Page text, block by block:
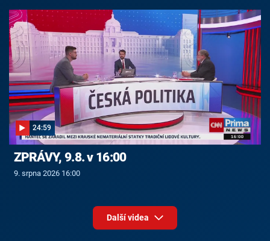
24:59
ZPRÁVY, 9.8. v 16:00
9. srpna 2026 16:00
Další videa